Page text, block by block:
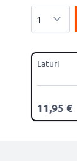
Laturi
11,95 €